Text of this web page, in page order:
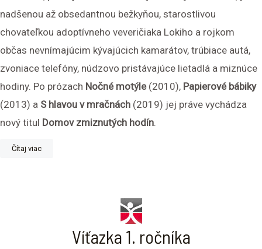
nadšenou až obsedantnou bežkyňou, starostlivou
chovateľkou adoptívneho veveričiaka Lokiho a rojkom
občas nevnímajúcim kývajúcich kamarátov, trúbiace autá,
zvoniace telefóny, núdzovo pristávajúce lietadlá a miznúce
hodiny. Po prózach Nočné motýle(2010), Papierové bábiky
(2013) a S hlavou v mračnách (2019) jej práve vychádza
nový titul Domov zmiznutých hodín.
Čítaj viac
Víťazka 1. ročníka